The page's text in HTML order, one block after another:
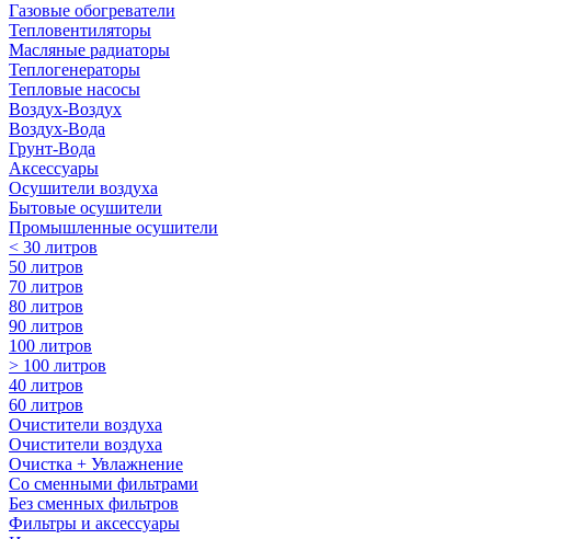
Газовые обогреватели
Тепловентиляторы
Масляные радиаторы
Теплогенераторы
Тепловые насосы
Воздух-Воздух
Воздух-Вода
Грунт-Вода
Аксессуары
Осушители воздуха
Бытовые осушители
Промышленные осушители
< 30 литров
50 литров
70 литров
80 литров
90 литров
100 литров
> 100 литров
40 литров
60 литров
Очистители воздуха
Очистители воздуха
Очистка + Увлажнение
Cо сменными фильтрами
Без сменных фильтров
Фильтры и аксессуары